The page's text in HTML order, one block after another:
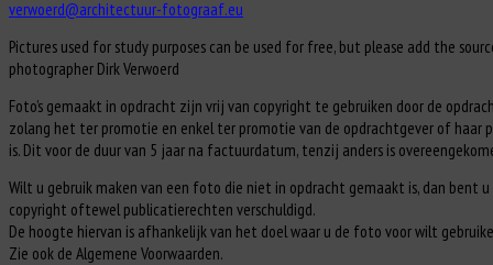
verwoerd@architectuur-fotograaf.eu
Pictures used for study purposes can be used for free, but please add the
photographer Dirk Verwoerd
Foto’s gemaakt in opdracht zijn vrij van copyright te gebruiken door de
zolang het ter promotie en enkel ter promotie van de opdrachtgever of haar
is. Dit voor de duur van 5 jaar na factuurdatum, tenzij anders is
Wilt u gebruik maken van een foto die niet in opdracht gemaakt is, dan bent u
copyright oftewel publicatierechten verschuldigd.
De hoogte hiervan is afhankelijk van het doel waar u de foto voor wilt
Zie ook de Algemene Voorwaarden.